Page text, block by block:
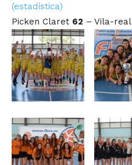
(estadística)
Picken Claret 62 – Vila-real